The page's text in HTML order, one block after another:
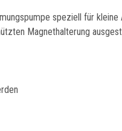
speziell für
Magnethalterung